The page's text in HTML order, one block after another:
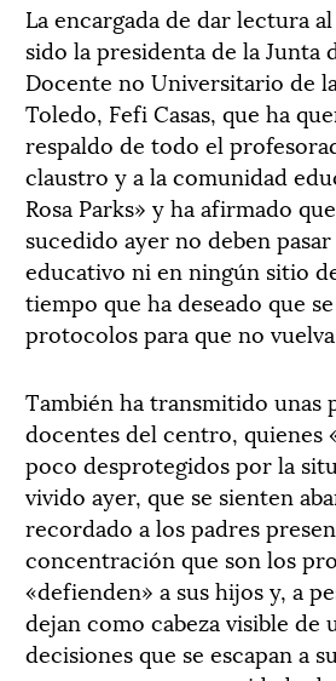
La encargada de dar lectura
sido la presidenta de la Junta
Docente no Universitario de
Toledo, Fefi Casas, que ha
respaldo de todo el
claustro y a la comunidad
Rosa Parks» y ha afirmado
sucedido ayer no deben
educativo ni en ningún sitio
tiempo que ha deseado que
protocolos para que no
También ha transmitido unas
docentes del centro, quienes
poco desprotegidos por la
vivido ayer, que se sienten
recordado a los padres
concentración que son los
«defienden» a sus hijos y, a
dejan como cabeza visible de
decisiones que se escapan a